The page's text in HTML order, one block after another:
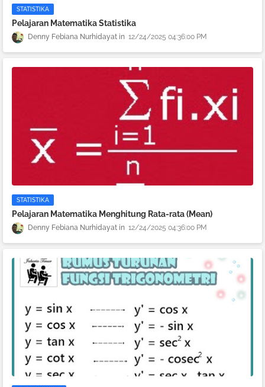
STATISTIKA
Pelajaran Matematika Statistika
Denny Febiana Nurhidayat 12/24/2025 04:36:00 PM
STATISTIKA
Pelajaran Matematika Menghitung Rata-rata (Mean)
Denny Febiana Nurhidayat 12/24/2025 04:36:00 PM